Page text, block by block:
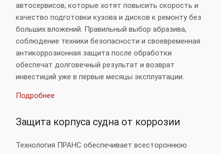
автосервисов, которые хотят повысить скорость и
качество подготовки кузова и дисков к ремонту без
больших вложений. Правильный выбор абразива,
соблюдение техники безопасности и своевременная
антикоррозионная защита после обработки
обеспечат долговечный результат и возврат
инвестиций уже в первые месяцы эксплуатации.
Подробнее
Защита корпуса судна от коррозии
Технология ПРАНС обеспечивает всестороннюю